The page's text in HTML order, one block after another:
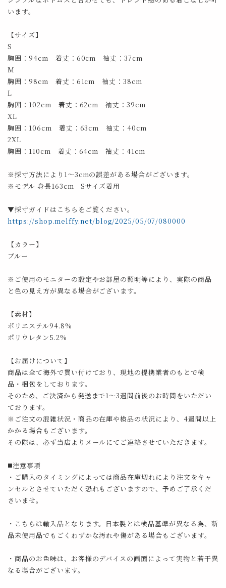
います。
【サイズ】
S
胸囲：94cm 着丈：60cm 袖丈：37cm
M
胸囲：98cm 着丈：61cm 袖丈：38cm
L
胸囲：102cm 着丈：62cm 袖丈：39cm
XL
胸囲：106cm 着丈：63cm 袖丈：40cm
2XL
胸囲：110cm 着丈：64cm 袖丈：41cm
※採寸方法により1～3cmの誤差がある場合がございます。
※モデル 身長163cm Sサイズ着用
▼採寸ガイドはこちらをご覧ください。
https://shop.melffy.net/blog/2025/05/07/080000
【カラー】
ブルー
※ご使用のモニターの設定やお部屋の照明等により、実際の商品
と色の見え方が異なる場合がございます。
【素材】
ポリエステル94.8%
ポリウレタン5.2%
【お届けについて】
商品は全て海外で買い付けており、現地の提携業者のもとで検
品・梱包をしております。
そのため、ご決済から発送まで1～3週間前後のお時間をいただい
ております。
※ご注文の混雑状況・商品の在庫や検品の状況により、4週間以上
かかる場合もございます。
その際は、必ず当店よりメールにてご連絡させていただきます。
◼️注意事項
・ご購入のタイミングによっては商品在庫切れにより注文をキャ
ンセルとさせていただく恐れもございますので、予めご了承くだ
さいませ。
・こちらは輸入品となります。日本製とは検品基準が異なる為、新
品未使用品でもごくわずかな汚れや傷がある場合もございます。
・商品のお色味は、お客様のデバイスの画面によって実物と若干異
なる場合がございます。